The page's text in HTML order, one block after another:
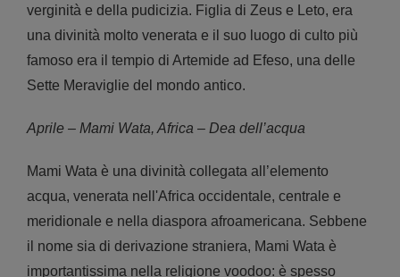
verginità e della pudicizia. Figlia di Zeus e Leto, era
una divinità molto venerata e il suo luogo di culto più
famoso era il tempio di Artemide ad Efeso, una delle
Sette Meraviglie del mondo antico.
Aprile – Mami Wata, Africa – Dea dell’acqua
Mami Wata è una divinità collegata all’elemento
acqua, venerata nell'Africa occidentale, centrale e
meridionale e nella diaspora afroamericana. Sebbene
il nome sia di derivazione straniera, Mami Wata è
importantissima nella religione voodoo: è spesso